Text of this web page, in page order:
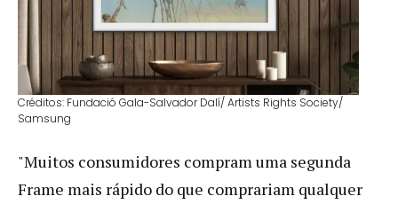
Créditos: Fundació Gala-Salvador Dalí/ Artists Rights Society/
Samsung
"Muitos consumidores compram uma segunda
Frame mais rápido do que comprariam qualquer